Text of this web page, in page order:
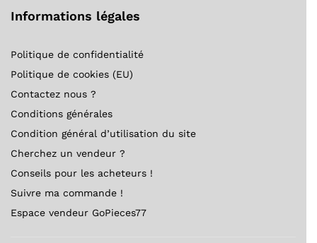
Informations légales
Politique de confidentialité
Politique de cookies (EU)
Contactez nous ?
Conditions générales
Condition général d’utilisation du site
Cherchez un vendeur ?
Conseils pour les acheteurs !
Suivre ma commande !
Espace vendeur GoPieces77